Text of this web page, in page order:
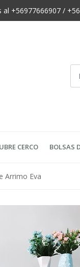
+56977666907 /
CERCO BOLSAS
Arrimo Eva